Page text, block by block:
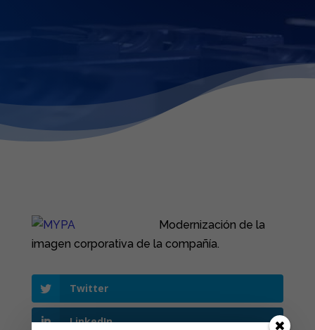
Modernización de la
imagen corporativa de la compañía.
Twitter
LinkedIn